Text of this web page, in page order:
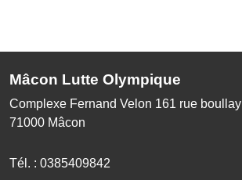
Mâcon Lutte Olympique
Complexe Fernand Velon 161 rue boullay
71000 Mâcon
Tél. : 0385409842